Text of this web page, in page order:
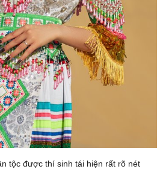
tộc được thí sinh tái hiện rất rõ nét